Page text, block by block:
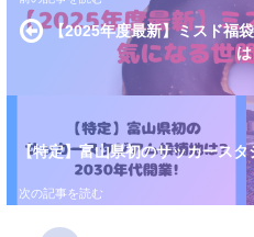
【2025年度最新】ミスド福
【特定】富山県初のサッカース